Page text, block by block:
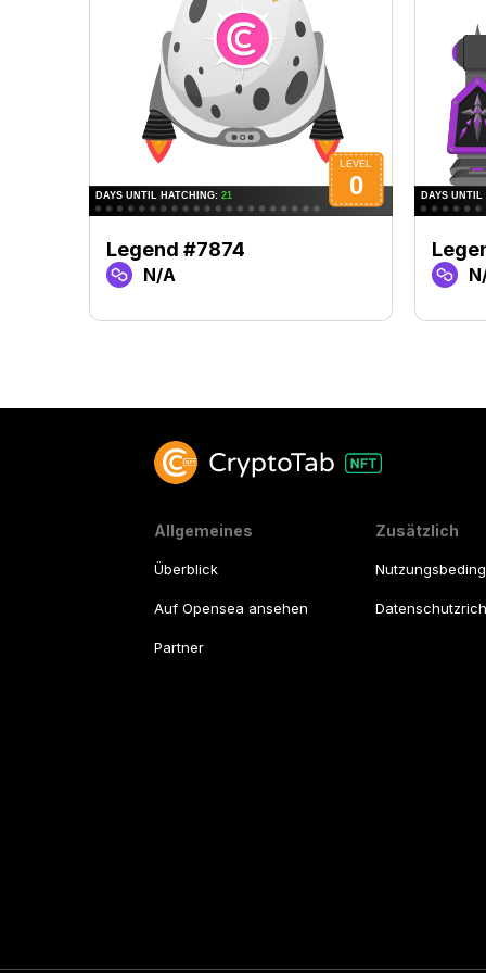
Legend #7874
N/A
Allgemeines
Überblick
Auf Opensea ansehen
Partner
Zusätzlich